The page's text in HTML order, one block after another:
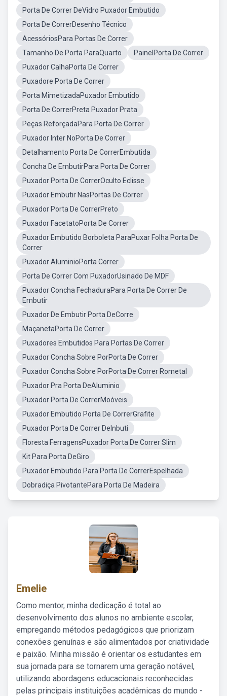
Porta De Correr DeVidro Puxador Embutido
Porta De CorrerDesenho Técnico
AcessóriosPara Portas De Correr
Tamanho De Porta ParaQuarto
PainelPorta De Correr
Puxador CalhaPorta De Correr
Puxadore Porta De Correr
Porta MimetizadaPuxador Embutido
Porta De CorrerPreta Puxador Prata
Peças ReforçadaPara Porta De Correr
Puxador Inter NoPorta De Correr
Detalhamento Porta De CorrerEmbutida
Concha De EmbutirPara Porta De Correr
Puxador Porta De CorrerOculto Eclisse
Puxador Embutir NasPortas De Correr
Puxador Porta De CorrerPreto
Puxador FacetatoPorta De Correr
Puxador Embutido Borboleta ParaPuxar Folha Porta De
Correr
Puxador AluminioPorta Correr
Porta De Correr Com PuxadorUsinado De MDF
Puxador Concha FechaduraPara Porta De Correr De
Embutir
Puxador De Embutir Porta DeCorre
MaçanetaPorta De Correr
Puxadores Embutidos Para Portas De Correr
Puxador Concha Sobre PorPorta De Correr
Puxador Concha Sobre PorPorta De Correr Rometal
Puxador Pra Porta DeAluminio
Puxador Porta De CorrerMoóveis
Puxador Embutido Porta De CorrerGrafite
Puxador Porta De Correr DeInbuti
Floresta FerragensPuxador Porta De Correr Slim
Kit Para Porta DeGiro
Puxador Embutido Para Porta De CorrerEspelhada
Dobradiça PivotantePara Porta De Madeira
Emelie
Como mentor, minha dedicação é total ao
desenvolvimento dos alunos no ambiente escolar,
empregando métodos pedagógicos que priorizam
conexões genuínas e são alimentados por criatividade
e paixão. Minha missão é orientar os estudantes em
sua jornada para se tornarem uma geração notável,
utilizando abordagens educacionais reconhecidas
pelas principais instituições acadêmicas do mundo -